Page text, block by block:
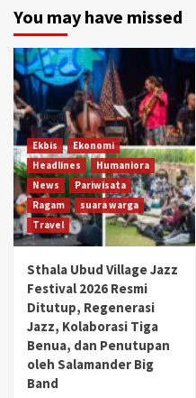
You may have missed
Ekbis
Ekonomi
Headlines
Humaniora
News
Pariwisata
Ragam
suara warga
Travel
Sthala Ubud Village Jazz
Festival 2026 Resmi
Ditutup, Regenerasi
Jazz, Kolaborasi Tiga
Benua, dan Penutupan
oleh Salamander Big
Band